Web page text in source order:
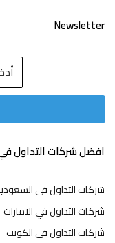
Newsletter
افضل شركات التداول
شركات التداول في
شركات التداول في الامارات
شركات التداول في الكويت